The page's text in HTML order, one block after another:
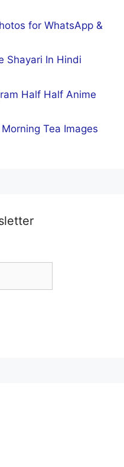
for WhatsApp &
Shayari In Hindi
Half Half Anime
Tea Images